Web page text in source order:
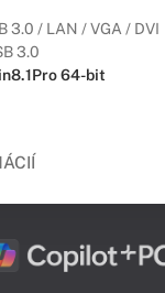
3.0 / LAN / VGA / DVI
3.0
64-bit